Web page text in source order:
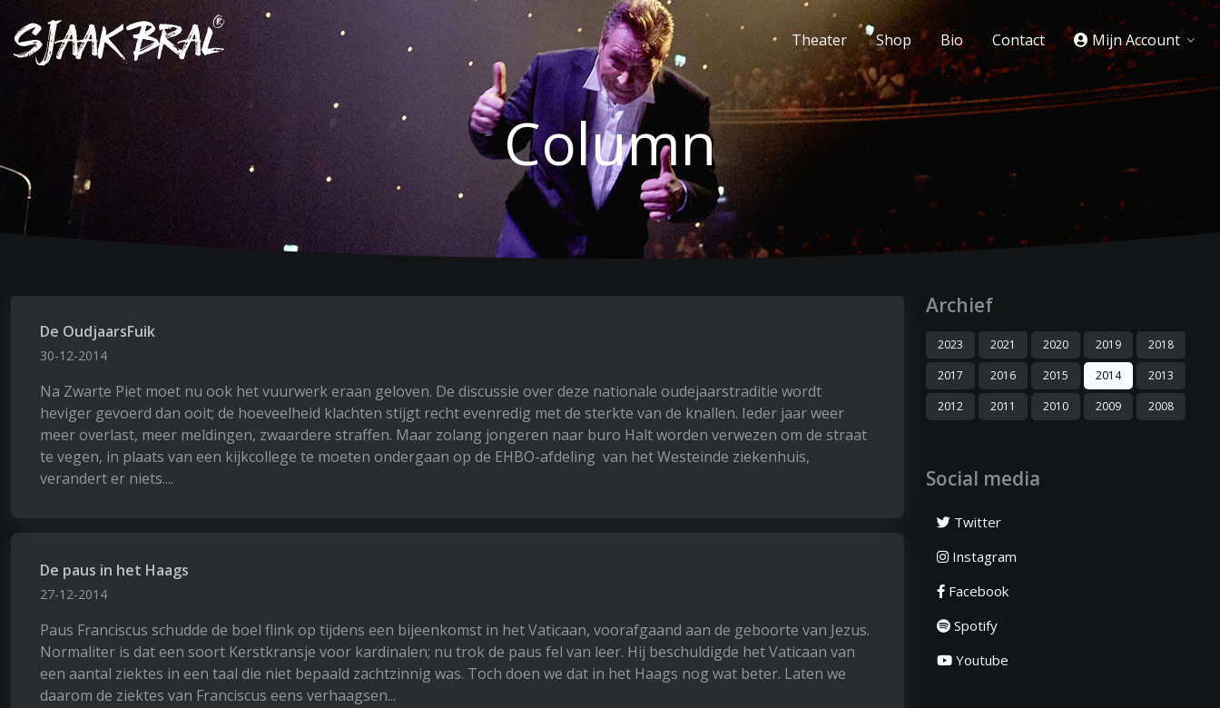
Theater Shop Bio Contact Mijn Account
Column
De OudjaarsFuik
30-12-2014
Na Zwarte Piet moet nu ook het vuurwerk eraan geloven. De discussie over deze nationale oudejaarstraditie wordt
heviger gevoerd dan ooit; de hoeveelheid klachten stijgt recht evenredig met de sterkte van de knallen. Ieder jaar weer
meer overlast, meer meldingen, zwaardere straffen. Maar zolang jongeren naar buro Halt worden verwezen om de straat
te vegen, in plaats van een kijkcollege te moeten ondergaan op de EHBO-afdeling van het Westeinde ziekenhuis,
verandert er niets....
De paus in het Haags
27-12-2014
Paus Franciscus schudde de boel flink op tijdens een bijeenkomst in het Vaticaan, voorafgaand aan de geboorte van Jezus.
Normaliter is dat een soort Kerstkransje voor kardinalen; nu trok de paus fel van leer. Hij beschuldigde het Vaticaan van
een aantal ziektes in een taal die niet bepaald zachtzinnig was. Toch doen we dat in het Haags nog wat beter. Laten we
daarom de ziektes van Franciscus eens verhaagsen...
Archief
2023 2021 2020 2019
2018
2017
2016 2015 2014
2013
2012
2011 2010 2009 2008
Social media
Twitter
Instagram
Facebook
Spotify
Youtube